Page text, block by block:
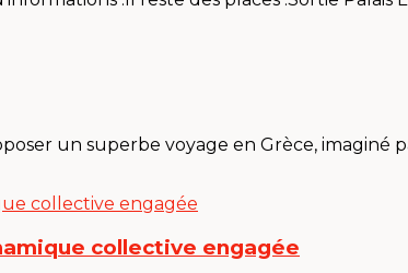
un superbe voyage en Grèce, imaginé
collective engagée